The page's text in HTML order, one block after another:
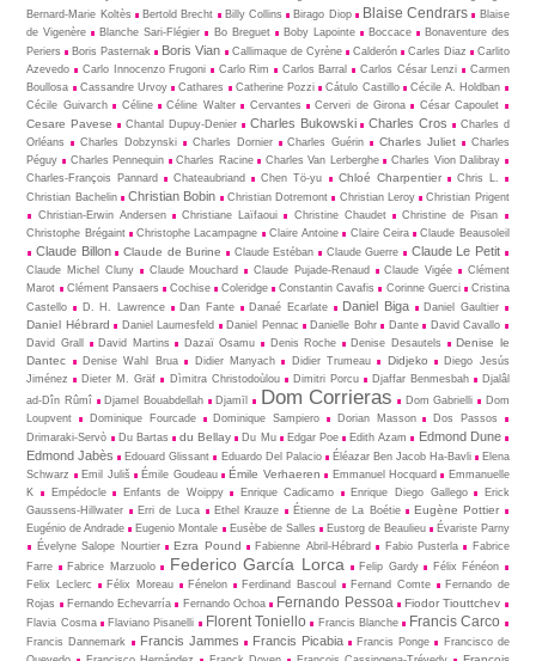
Bernard-Marie Koltès
Bertold Brecht Billy Collins Birago Diop Blaise Cendrars
Blaise
de Vigenère
Blanche Sari-Flégier Bo Breguet Boby Lapointe Boccace
Bonaventure des
Periers
Boris Pasternak Boris Vian Callimaque de Cyrène Cal­derón Carles Diaz
Carlito
Azevedo
Carlo Innocenzo Frugoni Carlo Rim Carlos Barral Carlos César Lenzi
Carmen
Boullosa
Cassandre Urvoy Cathares Catherine Pozzi Cátulo Castillo
Cécile A. Holdban
Cécile Guivarch
Céline Céline Walter Cervantes Cerveri de Girona César Capoulet
Cesare Pavese Chantal Dupuy-Denier Charles Bukowski Charles Cros
Charles d
Orléans
Charles Dobzynski Charles Dornier Charles Guérin Charles Juliet
Charles
Péguy
Charles Pennequin Charles Racine Charles Van Lerberghe
Charles Vion Dalibray
Charles-François Pannard
Chateaubriand Chen Tö-yu Chloé Charpentier
Chris L.
Christian Bachelin
Christian Bobin Christian Dotremont Christian Leroy
Christian Prigent
Christian-Erwin Andersen
Christiane Laïfaoui Christine Chaudet
Christine de Pisan
Christophe Brégaint
Christophe Lacampagne Claire Antoine Claire Ceira Claude Beausoleil
Claude Billon Claude de Burine Claude Estéban Claude Guerre Claude Le Petit
Claude Michel Cluny Claude Mouchard Claude Pujade-Renaud Claude Vigée
Clément
Marot
Clément Pansaers Cochise Coleridge Constantin Cavafis Corinne Guerci
Cristina
Castello
D. H. Lawrence Dan Fante Danaé Ecarlate Daniel Biga Daniel Gaultier
Daniel Hébrard Daniel Laumesfeld Daniel Pennac Danielle Bohr Dante
David Cavallo
David Grall
David Martins Dazaï Osamu Denis Roche Denise Desautels
Denise le
Dantec
Denise Wahl Brua Didier Manyach Didier Trumeau Didjeko
Diego Jesús
Jiménez
Dieter M. Gräf Dìmitra Christodoùlou Dimitri Porcu Djaffar Benmesbah
Djalâl
ad-Dîn Rûmî
Djamel Bouabdellah Djamīl Dom Corrieras Dom Gabrielli
Dom
Loupvent
Dominique Fourcade Dominique Sampiero Dorian Masson
Dos Passos
Drimaraki-Servò
Du Bartas du Bellay Du Mu Edgar Poe Edith Azam
Edmond Dune
Edmond Jabès
Edouard Glissant Eduardo Del Palacio Éléazar Ben Jacob Ha-Bavli
Elena
Schwarz
Emil Juliš Émile Goudeau Émile Verhaeren Emmanuel Hocquard
Emmanuelle
K
Empédocle Enfants de Woippy Enrique Cadicamo Enrique Diego Gallego
Erick
Gaussens-Hillwater
Erri de Luca Ethel Krauze Étienne de La Boétie Eugène Pottier
Eugénio de Andrade Eugenio Montale Eusèbe de Salles Eustorg de Beaulieu
Évariste Parny
Évelyne Salope Nourtier
Ezra Pound Fabienne Abril-Hébrard Fabio Pusterla
Fabrice
Farre
Fabrice Marzuolo Federico García Lorca Felip Gardy
Félix Fénéon
Felix Leclerc
Félix Moreau Fénelon Ferdinand Bascoul Fernand Comte
Fernando de
Rojas
Fernando Echevarría Fernando Ochoa Fernando Pessoa Fiodor Tiouttchev
Flavia Cosma Flaviano Pisanelli Florent Toniello Francis Blanche Francis Carco
Francis Dannemark Francis Jammes Francis Picabia Francis Ponge
Francisco de